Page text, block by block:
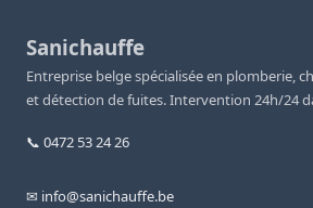
Sanichauffe
Entreprise belge spécialisée en plomberie,
et détection de fuites. Intervention 24h/24
📞 0472 53 24 26
✉ info@sanichauffe.be